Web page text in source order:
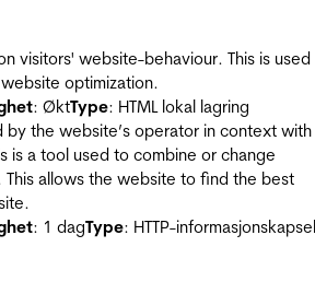
visitors' website-behaviour. This is used
optimization.
: ØktType: HTML lokal lagring
by the website’s operator in context with
is a tool used to combine or change
allows the website to find the best
: 1 dagType: HTTP-informasjonskapsel